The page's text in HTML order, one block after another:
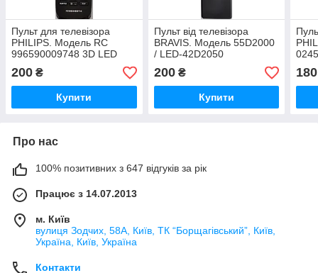
Пульт для телевізора
PHILIPS. Модель RC
996590009748 3D LED
LCD TV
200 ₴
Купити
Пульт від телевізора
BRAVIS. Модель 55D2000
/ LED-42D2050
200₴
Купити
180
Про нас
100% позитивних з 647 відгуків за рік
Працює з 14.07.2013
м. Київ
вулиця Зодчих, 58А, Київ, ТК “Борщагівський”, Київ,
Україна, Київ, Україна
Контакти